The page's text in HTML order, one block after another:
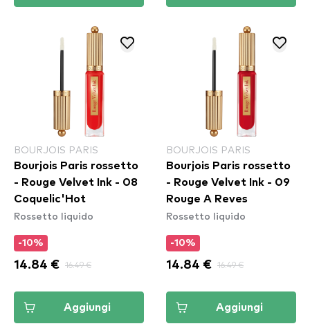
BOURJOIS PARIS
Bourjois Paris rossetto
- Rouge Velvet Ink - 08
Coquelic'Hot
Rossetto liquido
-10%
14.84 € 16.49 €
Aggiungi
BOURJOIS PARIS
Bourjois Paris rossetto
- Rouge Velvet Ink - 09
Rouge A Reves
Rossetto liquido
-10%
14.84 € 16.49 €
Aggiungi